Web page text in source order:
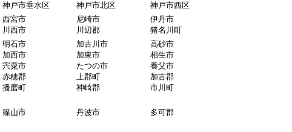
神戸市垂水区 神戸市北区
神戸市西区
西宮市 尼崎市
伊丹市
川西市 川辺郡
猪名川町
明石市 加古川市
高砂市
加西市 加東市
相生市
宍粟市 たつの市
養父市
赤穂郡 上郡町
加古郡
播磨町 神崎郡
市川町
篠山市 丹波市
多可郡